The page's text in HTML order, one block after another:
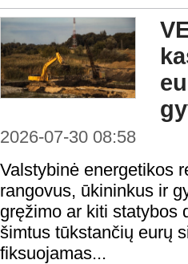
2026-07-30 08:58
Valstybinė energetikos
rangovus, ūkininkus ir
gręžimo ar kiti statybos
šimtus tūkstančių eurų
fiksuojamas...